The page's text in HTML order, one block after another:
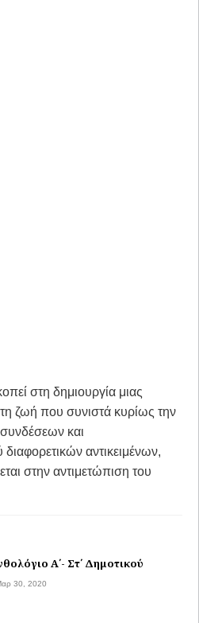
στη δημιουργία μιας
ζωή που συνιστά κυρίως την
και
αντικειμένων,
στην αντιμετώπιση του
Α΄- Στ΄ Δημοτικού
30, 2020